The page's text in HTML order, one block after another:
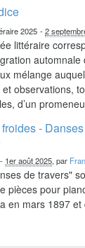
2025 -2
littéraire
automnale
mélange
et observations,
d’un
-
- 1er août 2025, par
de travers"
pièces pour
en mars 1897 et